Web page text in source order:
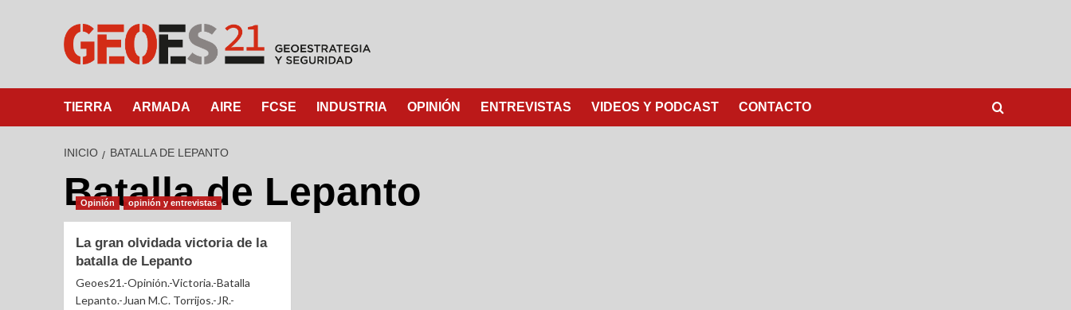
TIERRA ARMADA AIRE FCSE INDUSTRIA OPINIÓN ENTREVISTAS VIDEOS Y PODCAST CONTACTO
INICIO BATALLA DE LEPANTO
Batalla de Lepanto
Opinión opinión y entrevistas
La gran olvidada victoria de la
batalla de Lepanto
Geoes21.-Opinión.-Victoria.-Batalla
Lepanto.-Juan M.C. Torrijos.-JR.-